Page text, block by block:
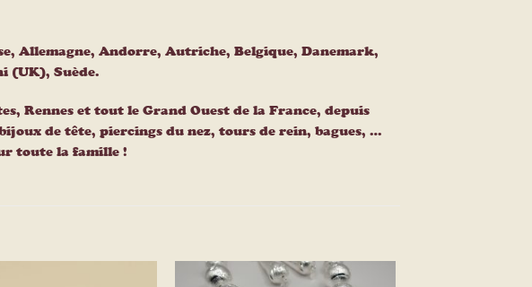
Allemagne, Andorre, Autriche, Belgique, Danemark,
(UK), Suède.
Rennes et tout le Grand Ouest de la France, depuis
de tête, piercings du nez, tours de rein, bagues, …
toute la famille !